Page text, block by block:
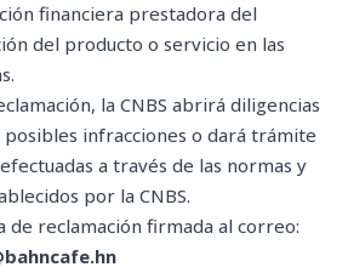
financiera prestadora del
del producto o servicio en las
la CNBS abrirá diligencias
infracciones o dará trámite
a través de las normas y
por la CNBS.
de reclamación firmada al correo: